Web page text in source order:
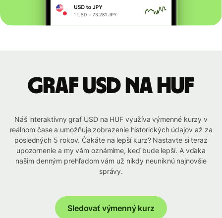
graf USD na HUF
Náš interaktívny graf USD na HUF využíva výmenné kurzy v
reálnom čase a umožňuje zobrazenie historických údajov až za
posledných 5 rokov. Čakáte na lepší kurz? Nastavte si teraz
upozornenie a my vám oznámime, keď bude lepší. A vďaka
našim denným prehľadom vám už nikdy neuniknú najnovšie
správy.
Sledovať výmenný kurz